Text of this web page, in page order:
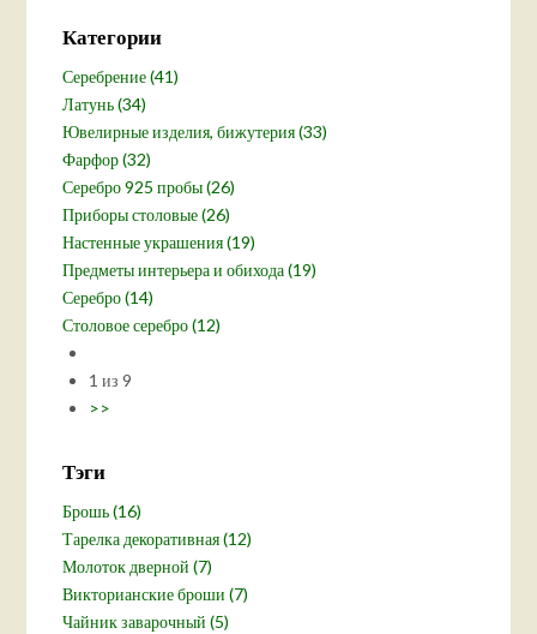
Категории
Серебрение (41)
Латунь (34)
Ювелирные изделия, бижутерия (33)
Фарфор (32)
Серебро 925 пробы (26)
Приборы столовые (26)
Настенные украшения (19)
Предметы интерьера и обихода (19)
Серебро (14)
Столовое серебро (12)
1 из 9
>>
Тэги
Брошь (16)
Тарелка декоративная (12)
Молоток дверной (7)
Викторианские броши (7)
Чайник заварочный (5)